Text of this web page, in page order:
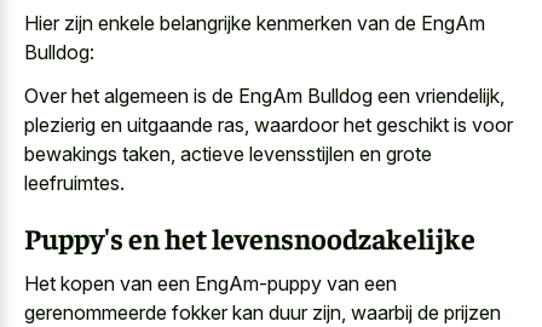
Hier zijn enkele belangrijke kenmerken van de EngAm
Bulldog:
Over het algemeen is de EngAm Bulldog een vriendelijk,
plezierig en uitgaande ras, waardoor het geschikt is voor
bewakings taken, actieve levensstijlen en grote
leefruimtes.
Puppy's en het levensnoodzakelijke
Het kopen van een EngAm-puppy van een
gerenommeerde fokker kan duur zijn, waarbij de prijzen